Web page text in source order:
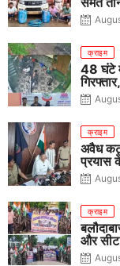
क्राइम
48 घंटे
क्राइम
अवैध
प्रयास
क्राइम
और